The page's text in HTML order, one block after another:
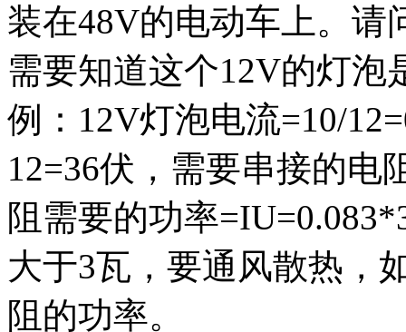
装在48V的电动车上。请
需要知道这个12V的灯泡
例：12V灯泡电流=10/
12=36伏，需要串接的电
阻需要的功率
大于3瓦，要通风散热，
阻的功率。